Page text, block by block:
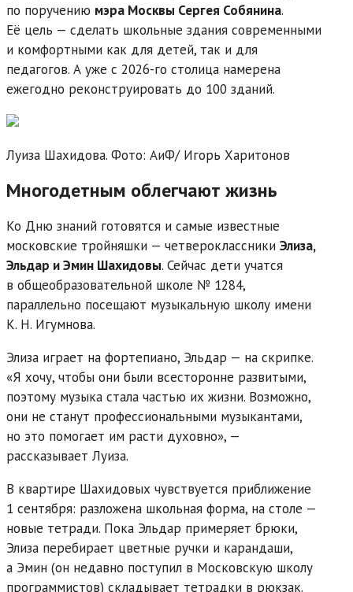
по поручению мэра Москвы Сергея Собянина.
Её цель — сделать школьные здания современными
и комфортными как для детей, так и для
педагогов. А уже с 2026-го столица намерена
ежегодно реконструировать до 100 зданий.
Луиза Шахидова. Фото: АиФ/ Игорь Харитонов
Многодетным облегчают жизнь
Ко Дню знаний готовятся и самые известные
московские тройняшки — четверокласс­ники Элиза,
Эльдар и Эмин Шахидовы. Сейчас дети учатся
в общеобразовательной школе № 1284,
параллельно посещают музыкальную школу имени
К. Н. Игумнова.
Элиза играет на фортепиано, Эльдар — на скрипке.
«Я хочу, чтобы они были всесторонне развитыми,
поэтому музыка стала частью их жизни. Возможно,
они не станут профессиональными музыкантами,
но это помогает им расти духовно», —
рассказывает Луиза.
В квартире Шахидовых чувствуется приближение
1 сентября: разложена школьная форма, на столе —
новые тетради. Пока Эльдар примеряет брюки,
Элиза перебирает цветные ручки и карандаши,
а Эмин (он недавно поступил в Московскую школу
программистов) складывает тетрадки в рюкзак.